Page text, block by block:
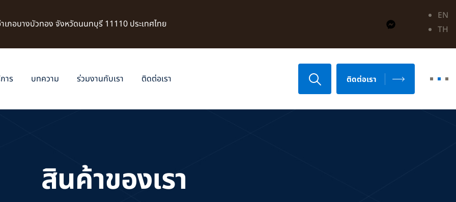
เภอบางบัวทอง จังหวัดนนทบุรี 11110 ประเทศไทย
EN
TH
าร บทความ ร่วมงานกับเรา ติดต่อเรา ติดต่อเรา
สินค้าของเรา